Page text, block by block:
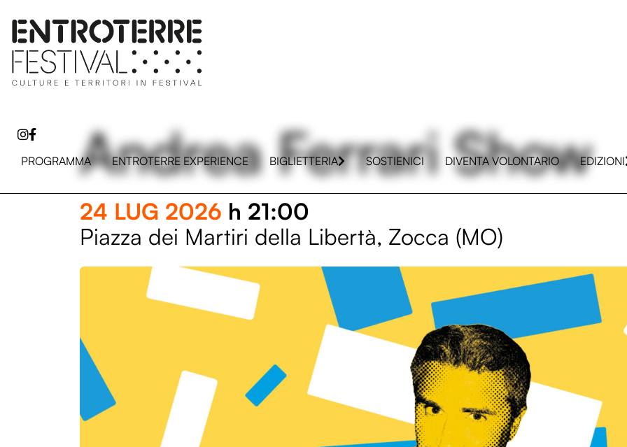
PROGRAMMA ENTROTERRE EXPERIENCE BIGLIETTERIA SOSTIENICI DIVENTA VOLONTARIO EDIZIONI
Andrea Ferrari Show
24 LUG 2026 h 21:00
Piazza dei Martiri della Libertà, Zocca (MO)